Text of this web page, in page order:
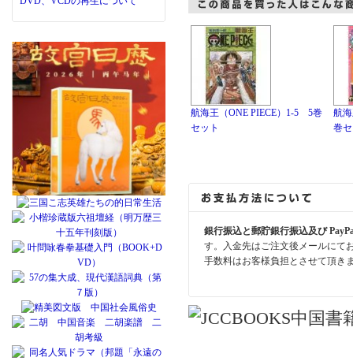
航海王（ONE PIECE）1-5 5巻
セット
航
巻
銀行振込と郵貯銀行振込及び
す。入金先はご注文後メールにて
手数料はお客様負担とさせて頂き